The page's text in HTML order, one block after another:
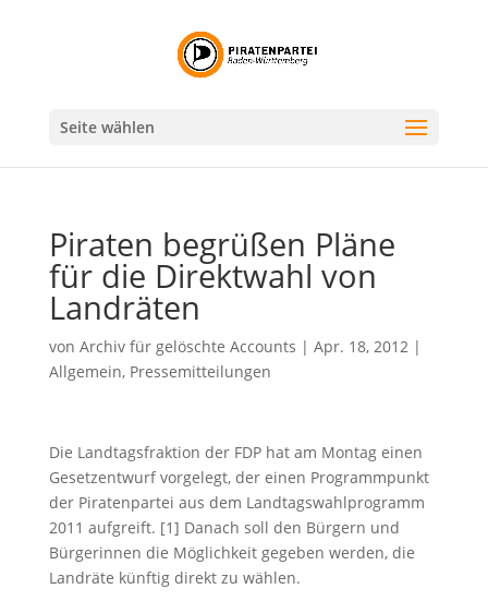
Seite wählen
Piraten begrüßen Pläne
für die Direktwahl von
Landräten
von Archiv für gelöschte Accounts | Apr. 18, 2012|
Allgemein, Pressemitteilungen
Die Landtagsfraktion der FDP hat am Montag einen
Gesetzentwurf vorgelegt, der einen Programmpunkt
der Piratenpartei aus dem Landtagswahlprogramm
2011 aufgreift. [1] Danach soll den Bürgern und
Bürgerinnen die Möglichkeit gegeben werden, die
Landräte künftig direkt zu wählen.